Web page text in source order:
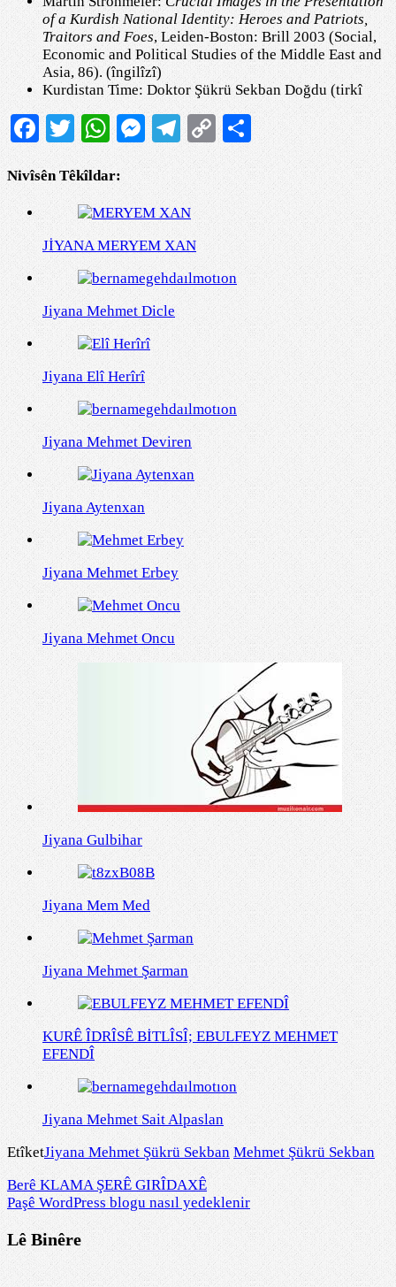
of a Kurdish National Identity: Heroes and Patriots,
Traitors and Foes, Leiden-Boston: Brill 2003 (Social,
Economic and Political Studies of the Middle East and
Asia, 86). (îngilîzî)
Kurdistan Time: Doktor Şükrü Sekban Doğdu (tirkî
Facebook
Twitter
WhatsApp
Messenger
Telegram
Copy
Link
Share
Nivîsên Têkîldar:
JİYANA MERYEM XAN
Jiyana Mehmet Dicle
Jiyana Elî Herîrî
Jiyana Mehmet Deviren
Jiyana Aytenxan
Jiyana Mehmet Erbey
Jiyana Mehmet Oncu
Jiyana Gulbihar
Jiyana Mem Med
Jiyana Mehmet Şarman
KURÊ ÎDRÎSÊ BİTLÎSÎ; EBULFEYZ MEHMET
EFENDÎ
Jiyana Mehmet Sait Alpaslan
EtîketJiyana Mehmet Şükrü Sekban Mehmet Şükrü Sekban
BerêKLAMA ŞERÊ GIRÎDAXÊ
Paşê WordPress blogu nasıl yedeklenir
Lê Binêre